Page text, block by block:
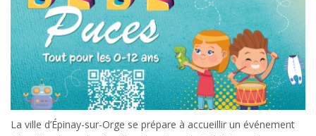
La ville d’Épinay-sur-Orge se prépare à accueillir un événement